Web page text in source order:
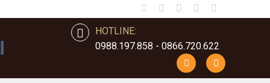
HOTLINE:
0988.197.858 - 0866.720.622